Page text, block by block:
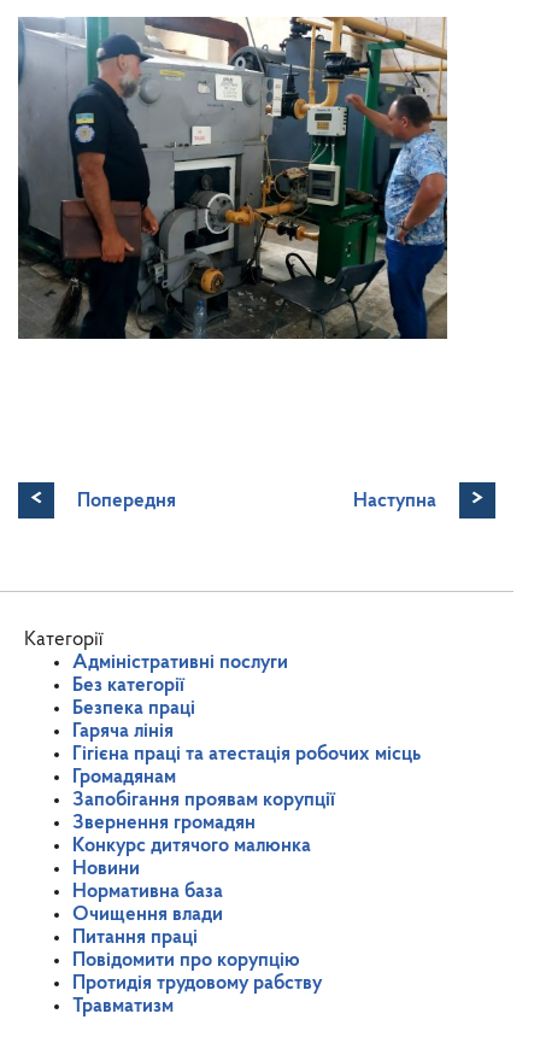
< Попередня Наступна >
Категорії
Адміністративні послуги
Без категорії
Безпека праці
Гаряча лінія
Гігієна праці та атестація робочих місць
Громадянам
Запобігання проявам корупції
Звернення громадян
Конкурс дитячого малюнка
Новини
Нормативна база
Очищення влади
Питання праці
Повідомити про корупцію
Протидія трудовому рабству
Травматизм